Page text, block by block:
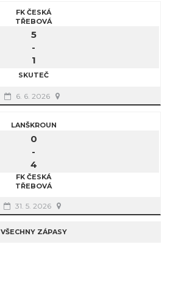
FK ČESKÁ
TŘEBOVÁ
5
-
1
SKUTEČ
6. 6. 2026
LANŠKROUN
0
-
4
FK ČESKÁ
TŘEBOVÁ
31. 5. 2026
VŠECHNY ZÁPASY